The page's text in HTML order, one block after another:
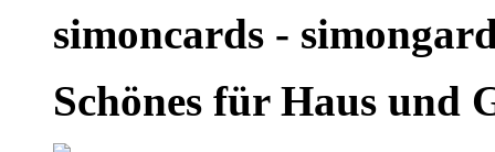
simoncards -
Schönes für Haus und